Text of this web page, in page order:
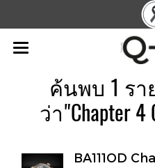
ค้นพบ 1 รา
ว่า"Chapter 4
BA111OD